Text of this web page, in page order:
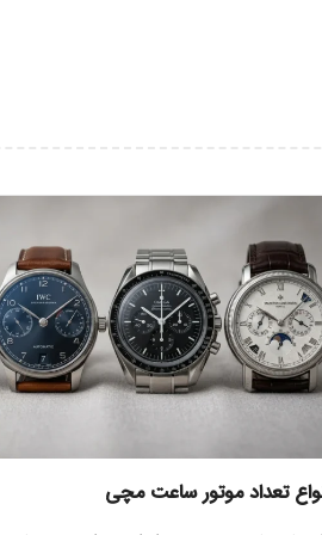
سبک اسپرت صرف، شاید اولویت اول نباشد.
نوک تیز خودداری شود تا زیبایی رنگ آن حفظ گردد.
تعداد موتور ساعت مچی